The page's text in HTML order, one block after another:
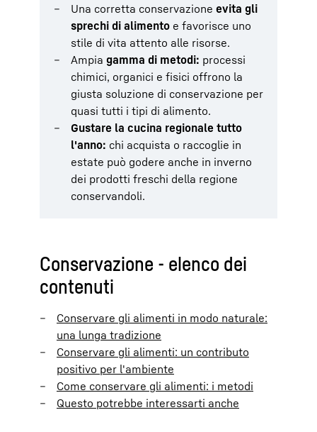
Una corretta conservazione evita gli
sprechi di alimento e favorisce uno
stile di vita attento alle risorse.
Ampia gamma di metodi: processi
chimici, organici e fisici offrono la
giusta soluzione di conservazione per
quasi tutti i tipi di alimento.
Gustare la cucina regionale tutto
l'anno: chi acquista o raccoglie in
estate può godere anche in inverno
dei prodotti freschi della regione
conservandoli.
Conservazione - elenco dei
contenuti
Conservare gli alimenti in modo naturale:
una lunga tradizione
Conservare gli alimenti: un contributo
positivo per l'ambiente
Come conservare gli alimenti: i metodi
Questo potrebbe interessarti anche